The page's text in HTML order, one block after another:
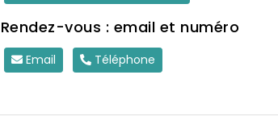
Rendez-vous : email et numéro
Email Téléphone